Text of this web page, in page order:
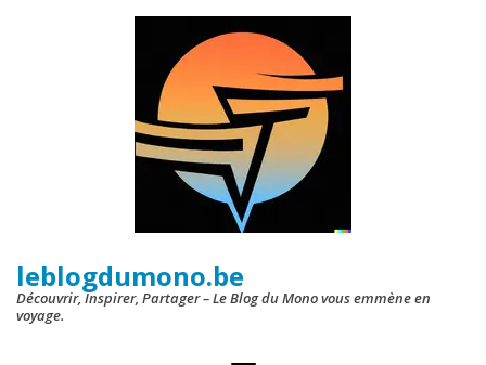
leblogdumono.be
Découvrir, Inspirer, Partager – Le Blog du Mono vous emmène en
voyage.